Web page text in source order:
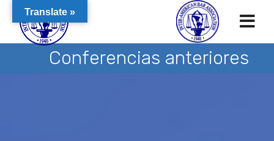
Conferencias anteriores
Translate »